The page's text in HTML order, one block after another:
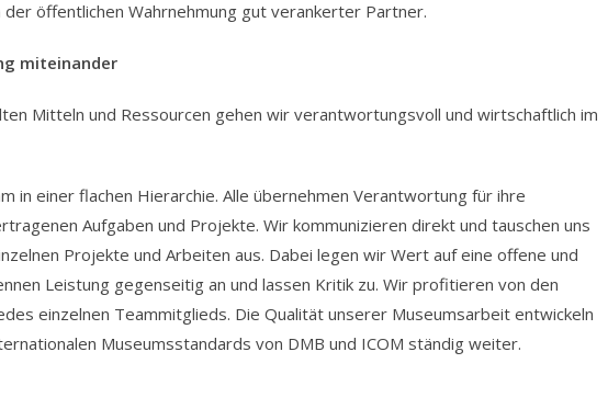
öffentlichen Wahrnehmung gut verankerter Partner.
miteinander
Mitteln und Ressourcen gehen wir verantwortungsvoll und wirtschaftlich im
in einer flachen Hierarchie. Alle übernehmen Verantwortung für ihre
Aufgaben und Projekte. Wir kommunizieren direkt und tauschen uns
Projekte und Arbeiten aus. Dabei legen wir Wert auf eine offene und
Leistung gegenseitig an und lassen Kritik zu. Wir profitieren von den
einzelnen Teammitglieds. Die Qualität unserer Museumsarbeit entwickeln
Museumsstandards von DMB und ICOM ständig weiter.